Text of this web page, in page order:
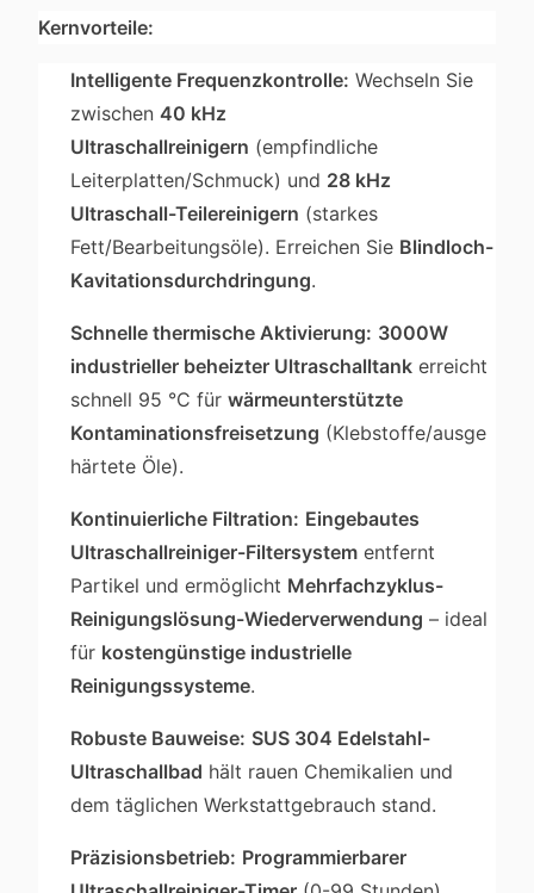
Kernvorteile:
Intelligente Frequenzkontrolle: Wechseln Sie
zwischen40 kHz
Ultraschallreinigern (empfindliche
Leiterplatten/Schmuck) und 28 kHz
Ultraschall-Teilereinigern (starkes
Fett/Bearbeitungsöle). Erreichen Sie Blindloch-
Kavitationsdurchdringung.
Schnelle thermische Aktivierung: 3000W
industrieller beheizter Ultraschalltank erreicht
schnell 95 °C fürwärmeunterstützte
Kontaminationsfreisetzung (Klebstoffe/ausge
härtete Öle).
Kontinuierliche Filtration: Eingebautes
Ultraschallreiniger-Filtersystem entfernt
Partikel und ermöglicht Mehrfachzyklus-
Reinigungslösung-Wiederverwendung – ideal
für kostengünstige industrielle
Reinigungssysteme.
Robuste Bauweise: SUS 304 Edelstahl-
Ultraschallbad hält rauen Chemikalien und
dem täglichen Werkstattgebrauch stand.
Präzisionsbetrieb: Programmierbarer